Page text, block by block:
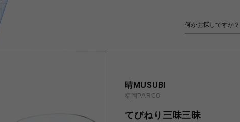
晴MUSUBI
福岡PARCO
てびねり三味三昧